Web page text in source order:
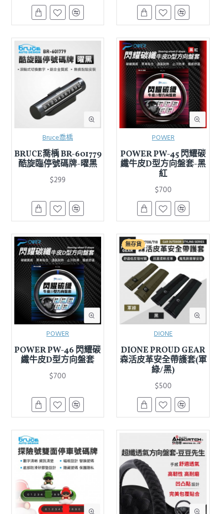
Bruce喬楀
BRUCE喬楀 BR-601779
酷旋臨停號碼牌-曜黑
$299
POWER
POWER PW-45 閃耀碳
纖牛皮D型方向盤套-黑
紅
$700
POWER
POWER PW-46 閃耀碳
纖牛皮D型方向盤套
$700
無存貨
DIONE
DIONE PROUD GEAR
森活皮革安全帶護套(軍
綠/黑)
$500